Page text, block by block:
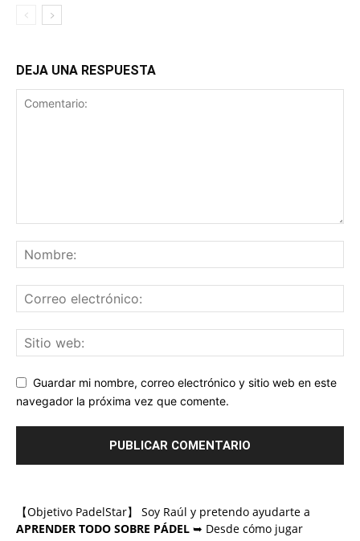
DEJA UNA RESPUESTA
Guardar mi nombre, correo electrónico y sitio web en este
navegador la próxima vez que comente.
【Objetivo PadelStar】 Soy Raúl y pretendo ayudarte a
APRENDER TODO SOBRE PÁDEL ➥ Desde cómo jugar